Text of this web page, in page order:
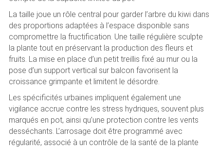
La taille joue un rôle central pour garder l’arbre du kiwi dans
des proportions adaptées à l’espace disponible sans
compromettre la fructification. Une taille régulière sculpte
la plante tout en préservant la production des fleurs et
fruits. La mise en place d’un petit treillis fixé au mur ou la
pose d’un support vertical sur balcon favorisent la
croissance grimpante et limitent le désordre.
Les spécificités urbaines impliquent également une
vigilance accrue contre les stress hydriques, souvent plus
marqués en pot, ainsi qu’une protection contre les vents
desséchants. L’arrosage doit être programmé avec
régularité, associé à un contrôle de la santé de la plante